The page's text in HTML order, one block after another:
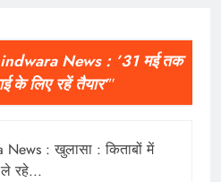
News : ’31 मई तक
के लिए रहें तैयार’”
News : खुलासा : किताबों में
रहे...